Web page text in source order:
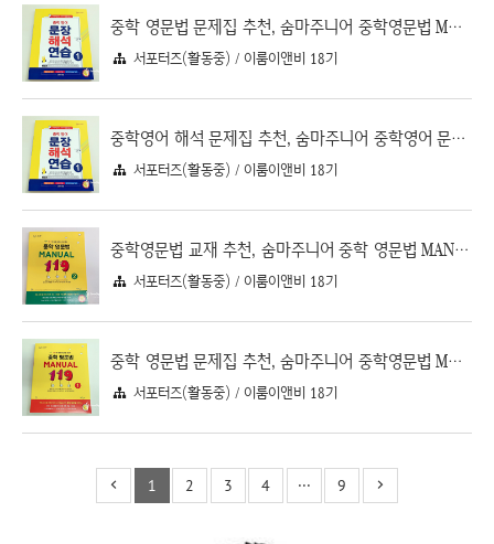
중학 영문법 문제집 추천, 숨마주니어 중학영문법 MANUAL 119 ③
서포터즈(활동중) / 이룸이앤비 18기
중학영어 해석 문제집 추천, 숨마주니어 중학영어 문장해석연습 ①
서포터즈(활동중) / 이룸이앤비 18기
중학영문법 교재 추천, 숨마주니어 중학 영문법 MANUAL 119 ②
서포터즈(활동중) / 이룸이앤비 18기
중학 영문법 문제집 추천, 숨마주니어 중학영문법 MANUAL 119 ①
서포터즈(활동중) / 이룸이앤비 18기
1 2 3 4 ··· 9